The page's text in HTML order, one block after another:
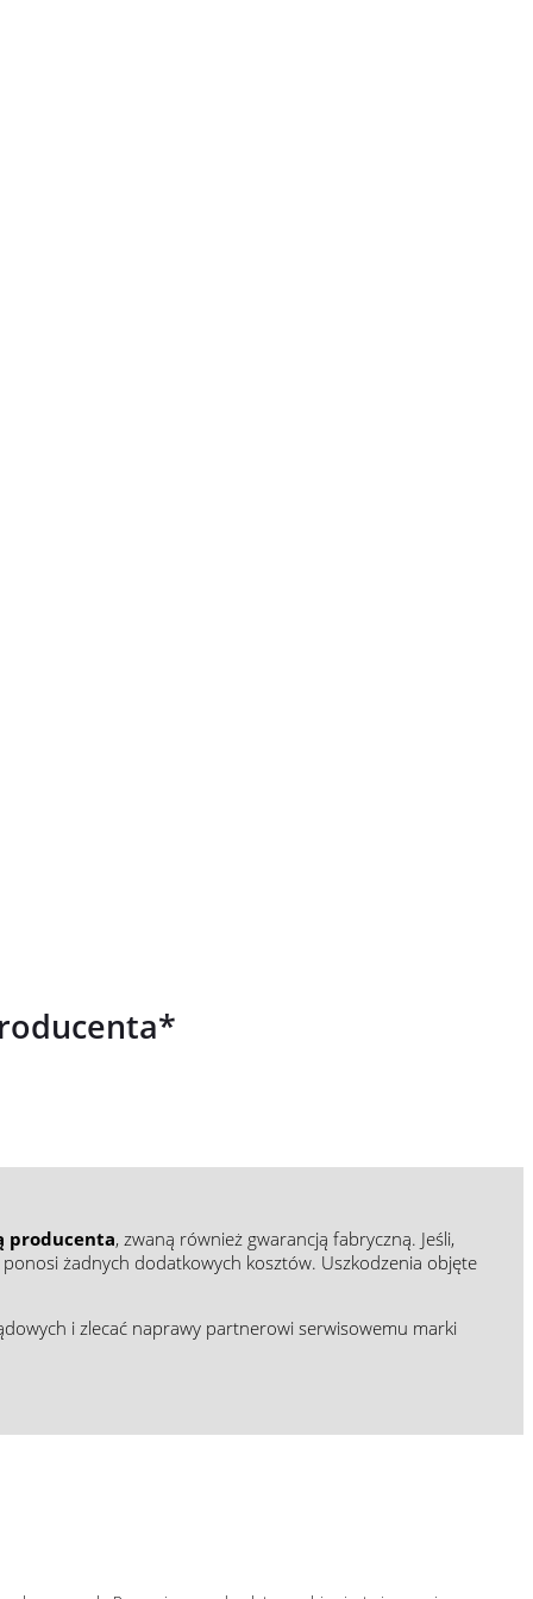
producenta, zwaną również gwarancją fabryczną. Jeśli,
żadnych dodatkowych kosztów. Uszkodzenia objęte
i zlecać naprawy partnerowi serwisowemu marki